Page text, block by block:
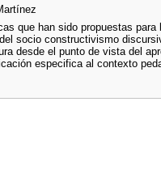
que han sido propuestas
socio constructivismo
desde el punto de vista del
especifica al contexto